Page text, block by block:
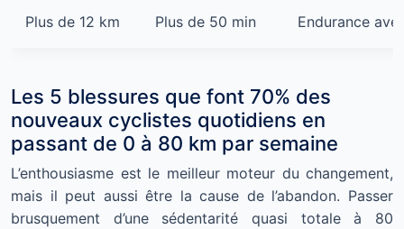
Plus de 12 km Plus de 50 min Endurance
Les 5 blessures que font 70% des
nouveaux cyclistes quotidiens en
passant de 0 à 80 km par semaine
L’enthousiasme est le meilleur moteur du changement,
mais il peut aussi être la cause de l’abandon. Passer
brusquement d’une sédentarité quasi totale à 80